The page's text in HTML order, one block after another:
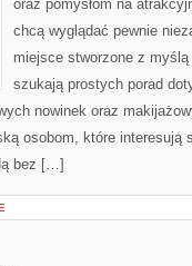
oraz pomysłom na
chcą wyglądać pewnie
miejsce stworzone z
szukają prostych porad
nowinek oraz
osobom, które interesują
bez […]